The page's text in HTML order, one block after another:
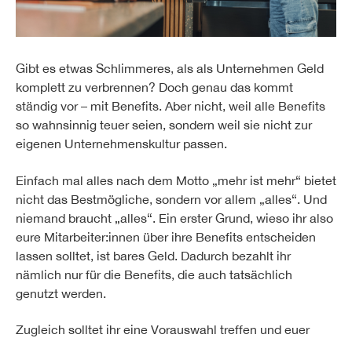
Gibt es etwas Schlimmeres, als als Unternehmen Geld
komplett zu verbrennen? Doch genau das kommt
ständig vor – mit Benefits. Aber nicht, weil alle Benefits
so wahnsinnig teuer seien, sondern weil sie nicht zur
eigenen Unternehmenskultur passen.
Einfach mal alles nach dem Motto „mehr ist mehr“ bietet
nicht das Bestmögliche, sondern vor allem „alles“. Und
niemand braucht „alles“. Ein erster Grund, wieso ihr also
eure Mitarbeiter:innen über ihre Benefits entscheiden
lassen solltet, ist bares Geld. Dadurch bezahlt ihr
nämlich nur für die Benefits, die auch tatsächlich
genutzt werden.
Zugleich solltet ihr eine Vorauswahl treffen und euer